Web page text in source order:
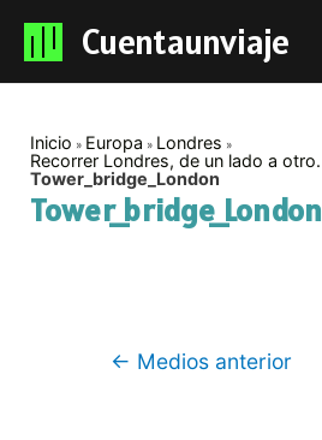
Cuentaunviaje
Inicio Europa
Londres
Recorrer Londres, de un lado a otro.
Tower_bridge_London
Tower_bridge_London
Navegación
← Medios anterior